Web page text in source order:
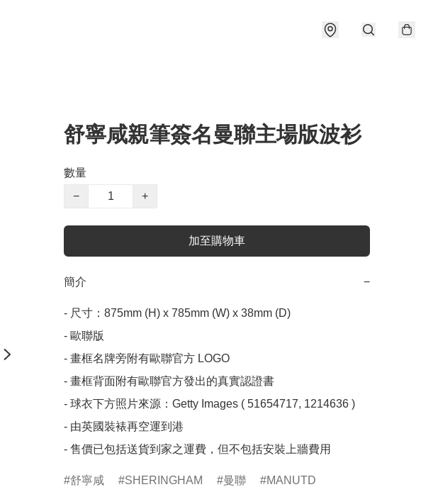
舒寧咸親筆簽名曼聯主場版波衫
數量
−
+
加至購物車
簡介 −
- 尺寸：875mm (H) x 785mm (W) x 38mm (D)
- 歐聯版
- 畫框名牌旁附有歐聯官方 LOGO
- 畫框背面附有歐聯官方發出的真實認證書
- 球衣下方照片來源：Getty Images ( 51654717, 1214636 )
- 由英國裝裱再空運到港
- 售價已包括送貨到家之運費，但不包括安裝上牆費用
舒寧咸 SHERINGHAM 曼聯
MANUTD